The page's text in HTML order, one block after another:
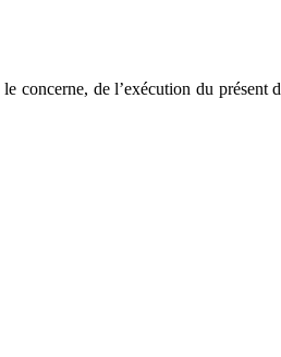
concerne, de l’exécution du